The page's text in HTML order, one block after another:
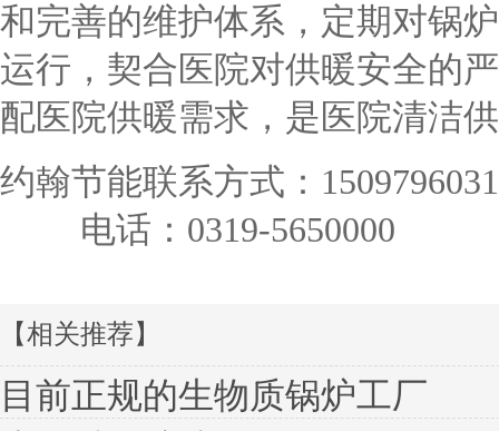
和完善的维护体系，定期对锅
运行，契合医院对供暖安全的
配医院供暖需求，是医院清洁
约翰节能联系方式：
电话：0319-5650000
【相关推荐】
目前正规的生物质锅炉工厂